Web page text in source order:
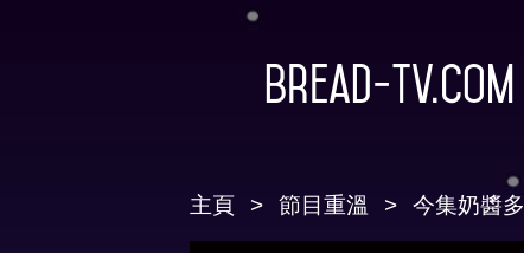
Bread-TV.com
主頁 節目重溫 今集奶醬多